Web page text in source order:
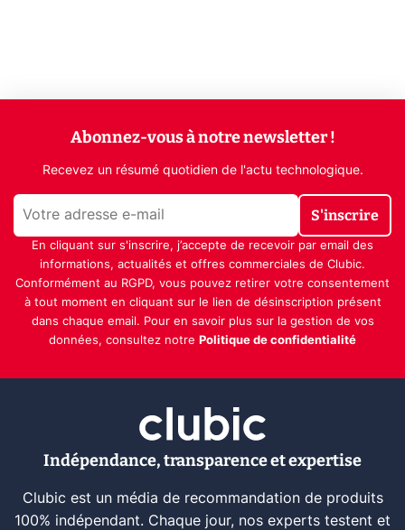
Abonnez-vous à notre newsletter !
Recevez un résumé quotidien de l'actu technologique.
S'inscrire
En cliquant sur s'inscrire, j’accepte de recevoir par email des
informations, actualités et offres commerciales de Clubic.
Conformément au RGPD, vous pouvez retirer votre consentement
à tout moment en cliquant sur le lien de désinscription présent
dans chaque email. Pour en savoir plus sur la gestion de vos
données, consultez notre Politique de confidentialité
Indépendance, transparence et expertise
Clubic est un média de recommandation de produits
100% indépendant. Chaque jour, nos experts testent et